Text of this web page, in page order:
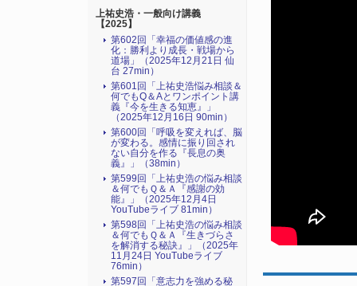
上祐史浩・一般向け講義
【2025】
第602回「幸福の価値感の進
化：勝利より成長・戦場から
道場」（2025年12月21日 仙
台 27min）
第601回「上祐史浩悩み相談＆
何でもQ＆Aとワンポイント講
義『今を生きる知恵』」
（2025年12月16日 90min）
第600回「呼吸を変えれば、脳
が変わる。感情に振り回され
ない自分を作る『長息の奥
義』」（38min）
第599回「上祐史浩の悩み相談
＆何でもＱ＆Ａ『感謝の効
能』」（2025年12月4日
YouTubeライブ 81min）
第598回「上祐史浩の悩み相談
＆何でもＱ＆Ａ『生きづらさ
を解消する秘訣』​」（2025年
11月24日 YouTubeライブ
76min）
第597回「意志力を強める秘